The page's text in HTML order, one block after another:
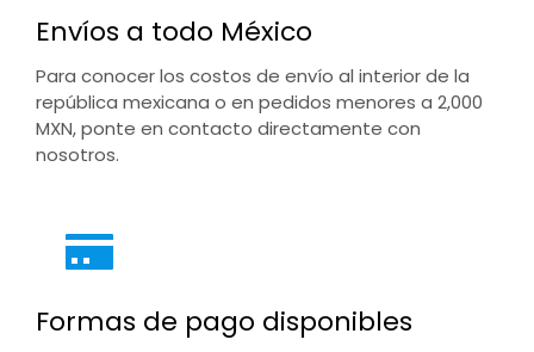
Envíos a todo México
Para conocer los costos de envío al interior de la
república mexicana o en pedidos menores a 2,000
MXN, ponte en contacto directamente con
nosotros.
Formas de pago disponibles